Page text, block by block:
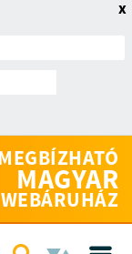
x
MAGYAR
WEBÁRUHÁZ